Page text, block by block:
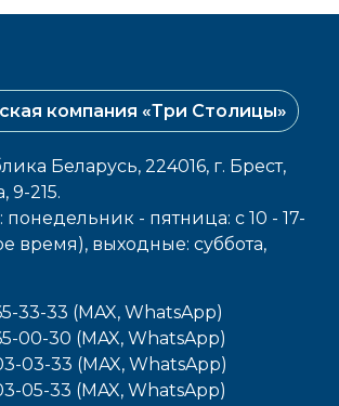
компания «Три Столицы»
Беларусь, 224016, г. Брест,
9-215.
- пятница: с 10 - 17-
время), выходные: cуббота,
33-33 (MAX, WhatsApp)
00-30 (MAX, WhatsApp)
03-33 (MAX, WhatsApp)
05-33 (MAX, WhatsApp)